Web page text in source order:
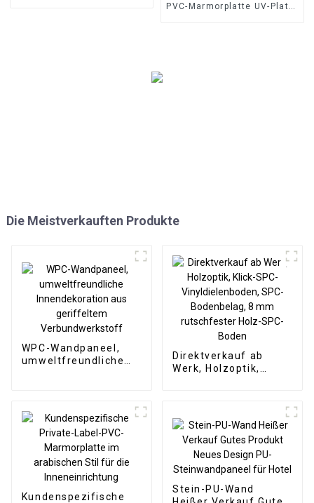
PVC-Marmorplatte UV-Platte
Die Meistverkauften Produkte
WPC-Wandpaneel,
umweltfreundliche
Direktverkauf ab
Werk, Holzoptik,
mm rutschfester
Holz-SPC-Boden
Kundenspezifische
Stein-PU-Wand